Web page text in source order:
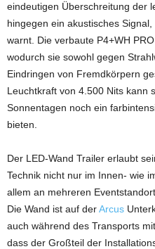
eindeutigen Überschreitung der
hingegen ein akustisches
warnt. Die verbaute P4+WH
wodurch sie sowohl gegen
Eindringen von Fremdkörpern
Leuchtkraft von 4.500 Nits kann
Sonnentagen noch ein
bieten.
Der LED-Wand Trailer erlaubt
Technik nicht nur im Innen- wie
allem an mehreren
Die Wand ist auf derArcus
auch während des Transports
dass der Großteil der